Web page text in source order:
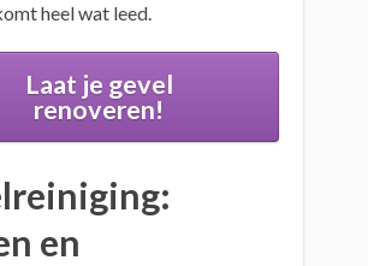
heel wat leed.
Laat je gevel
renoveren!
en